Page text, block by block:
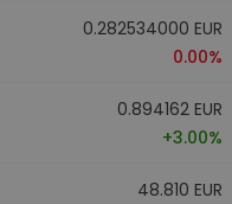
0.282534000 EUR
0.00%
0.894162 EUR
+3.00%
48.810 EUR